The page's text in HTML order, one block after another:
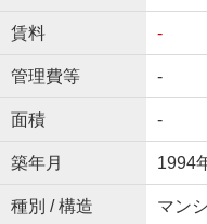
賃料 -
管理費等 -
面積 -
築年月 1994
種別 / 構造 マン